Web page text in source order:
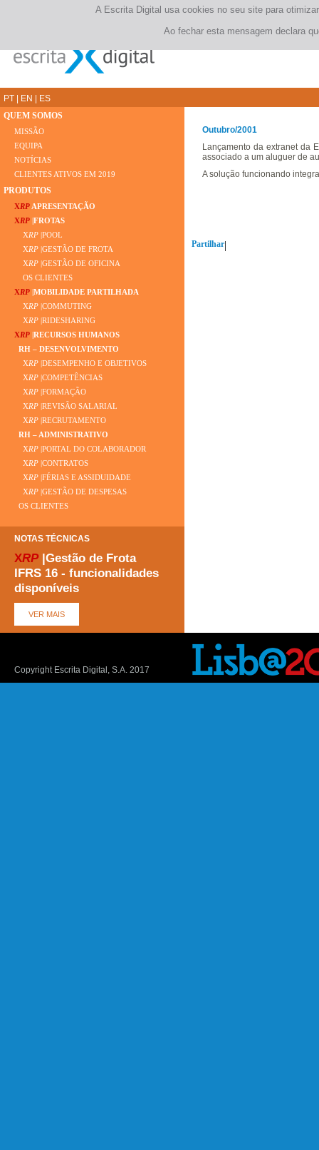
A Escrita Digital usa cookies no seu site para
Ao fechar esta mensagem declara
PT EN
ES
QUEM SOMOS
MISSÃO
EQUIPA
NOTÍCIAS
CLIENTES ATIVOS EM 2019
PRODUTOS
XRP APRESENTAÇÃO
XRP |FROTAS
XRP |POOL
XRP |GESTÃO DE FROTA
XRP |GESTÃO DE OFICINA
OS CLIENTES
XRP |MOBILIDADE PARTILHADA
XRP |COMMUTING
XRP |RIDESHARING
XRP |RECURSOS HUMANOS
RH – DESENVOLVIMENTO
XRP |DESEMPENHO E OBJETIVOS
XRP |COMPETÊNCIAS
XRP |FORMAÇÃO
XRP |REVISÃO SALARIAL
XRP |RECRUTAMENTO
RH – ADMINISTRATIVO
XRP |PORTAL DO COLABORADOR
XRP |CONTRATOS
XRP |FÉRIAS E ASSIDUIDADE
XRP |GESTÃO DE DESPESAS
OS CLIENTES
NOTAS TÉCNICAS
XRP|Gestão de Frota
IFRS 16 - funcionalidades
disponíveis
Outubro/2001
Lançamento da extranet da
associado a um aluguer de
A solução funcionando
Partilhar|
Copyright Escrita Digital, S.A. 2017